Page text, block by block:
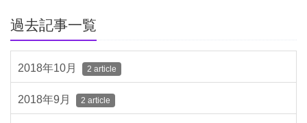
過去記事一覧
2018年10月 2 article
2018年9月 2 article